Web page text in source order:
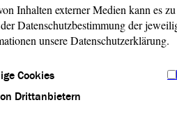
der erneuten Befassung des
Gesetzentwurf in der 53.
2026. Zu dieser Sitzung lag
der
GRÜNEN in der
Inhalten externer Medien kann es
Datenschutzbestimmung der
unsere Datenschutzerklärung.
Cookies
Drittanbietern